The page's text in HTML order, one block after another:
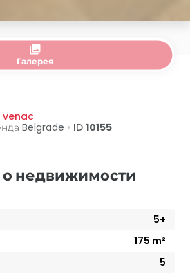
collections
Галерея
venac
Belgrade • ID 10155
недвижимости
5+
175 m²
5